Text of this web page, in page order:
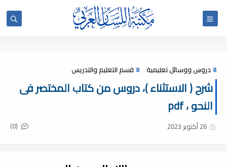
دروس ووسائل تعليمية قسم التعليم والتدريس
شرح ( الاستثناء )، دروس من كتاب المختصر فى
النحو ، pdf
26 أكتوبر 2023 (0)